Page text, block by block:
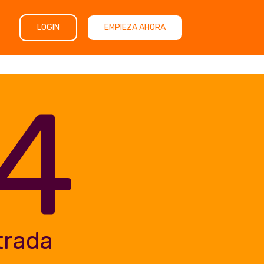
LOGIN EMPIEZA AHORA